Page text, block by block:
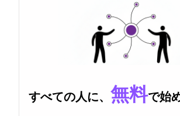
すべての人に、 無料で始